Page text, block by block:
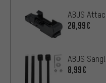
ABUS
20,99€
ABUS
8,99€